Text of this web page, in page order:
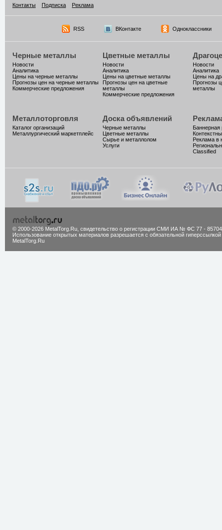
Контакты
Подписка Реклама
RSS ВКонтакте Одноклассники
Черные металлы
Новости
Аналитика
Цены на черные металлы
Прогнозы цен на черные металлы
Коммерческие предложения
Цветные металлы
Новости
Аналитика
Цены на цветные металлы
Прогнозы цен на цветные
металлы
Коммерческие предложения
Новости
Аналитика
Цены на
Прогнозы
металлы
Металлоторговля
Каталог организаций
Металлургический маркетплейс
Доска объявлений
Черные металлы
Цветные металлы
Сырье и металлолом
Услуги
Баннерная
Реклама в
Classified
© 2000-2026 MetalTorg.Ru, cвидетельство о регистрации СМИ ИА № ФС 77 - 85704
Использование открытых материалов разрешается с обязательной гиперссылкой
MetalTorg.Ru